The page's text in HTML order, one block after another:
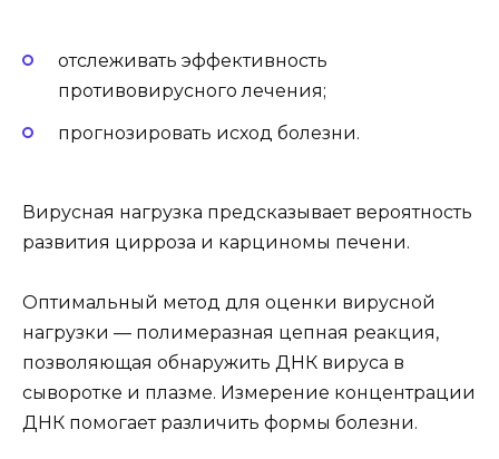
отслеживать эффективность
противовирусного лечения;
прогнозировать исход болезни.
Вирусная нагрузка предсказывает вероятность
развития цирроза и карциномы печени.
Оптимальный метод для оценки вирусной
нагрузки — полимеразная цепная реакция,
позволяющая обнаружить ДНК вируса в
сыворотке и плазме. Измерение концентрации
ДНК помогает различить формы болезни.